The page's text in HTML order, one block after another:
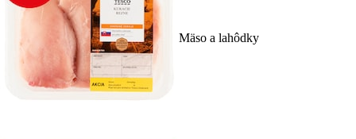
Mäso a lahôdky